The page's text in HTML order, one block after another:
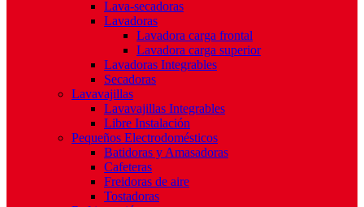
Lava-secadoras
Lavadoras
Lavadora carga frontal
Lavadora carga superior
Lavadoras Integrables
Secadoras
Lavavajillas
Lavavajillas Integrables
Libre Instalación
Pequeños Electrodomésticos
Batidoras y Amasadoras
Cafeteras
Freidoras de aire
Tostadoras